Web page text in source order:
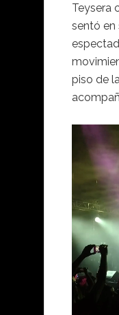
Teysera
sentó en
piso de